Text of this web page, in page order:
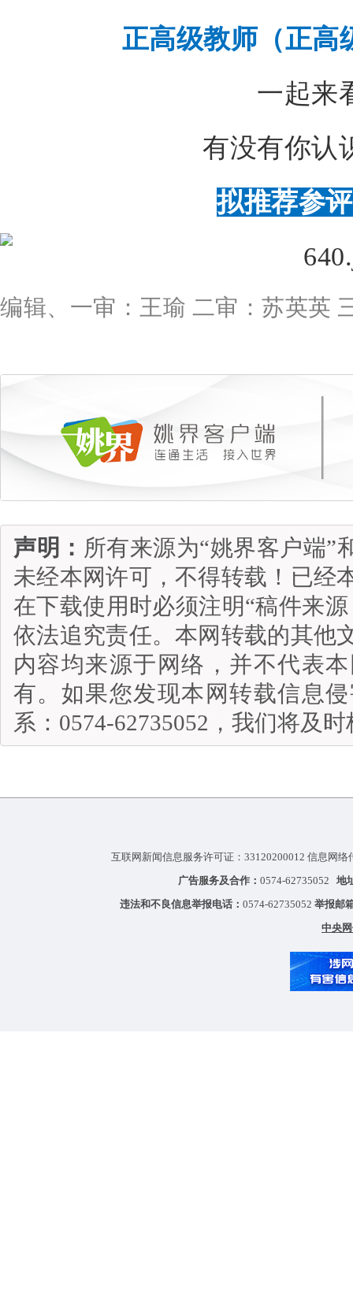
正高级教师（正高
一起来
有没有你认
拟推荐参
编辑、一审：王瑜 二审：苏英英
声明： 所有来源为“姚界客户端”
未经本网许可，不得转载！已经
在下载使用时必须注明“稿件来
依法追究责任。本网转载的其他
内容均来源于网络，并不代表
有。如果您发现本网转载信息
系：0574-62735052，我们将及
互联网新闻信息服务许可证：33120200012 信息网
广告服务及合作： 0574-62735052 地
违法和不良信息举报电话： 0574-62735052 举报邮
中央